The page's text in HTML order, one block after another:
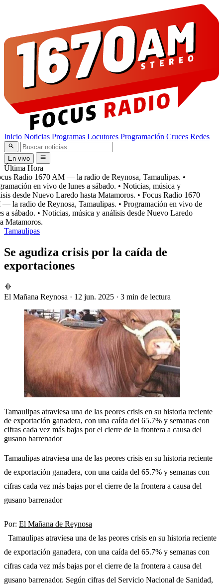
Inicio Noticias Programas Locutores Programación Cruces Redes
En vivo
Última Hora
Radio 1670 AM — la radio de Reynosa, Tamaulipas. •
en vivo de lunes a sábado. • Noticias, música y
desde Nuevo Laredo hasta Matamoros. • Focus Radio 1670
la radio de Reynosa, Tamaulipas. • Programación en vivo de
a sábado. • Noticias, música y análisis desde Nuevo Laredo
Matamoros.
Tamaulipas
Se agudiza crisis por la caída de
exportaciones
El Mañana Reynosa · 12 jun. 2025 · 3 min de lectura
Tamaulipas atraviesa una de las peores crisis en su historia reciente
de exportación ganadera, con una caída del 65.7% y semanas con
cifras cada vez más bajas por el cierre de la frontera a causa del
gusano barrenador
Tamaulipas atraviesa una de las peores crisis en su historia reciente
de exportación ganadera, con una caída del 65.7% y semanas con
cifras cada vez más bajas por el cierre de la frontera a causa del
gusano barrenador
Por: El Mañana de Reynosa
Tamaulipas atraviesa una de las peores crisis en su historia reciente
de exportación ganadera, con una caída del 65.7% y semanas con
cifras cada vez más bajas por el cierre de la frontera a causa del
gusano barrenador. Según cifras del Servicio Nacional de Sanidad,